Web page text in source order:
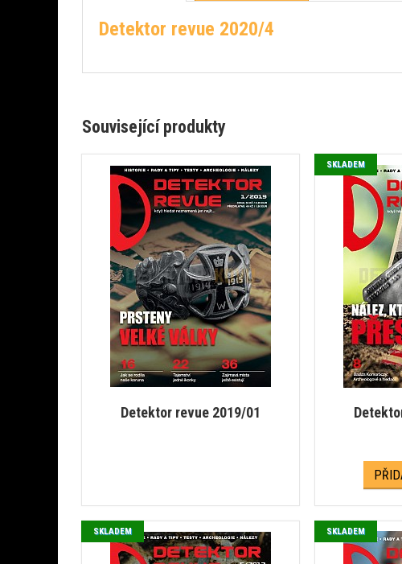
Detektor revue 2020/4
Související produkty
Detektor revue 2019/01
SKLADEM
SKLADEM SKLADEM